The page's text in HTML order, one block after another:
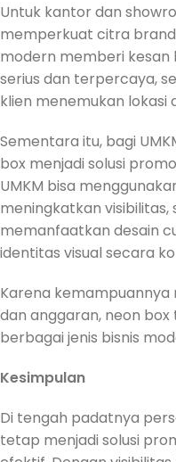
Untuk kantor dan
memperkuat citra
modern memberi kesan
serius dan terpercaya,
klien menemukan lokasi
Sementara itu, bagi
box menjadi solusi
UMKM bisa
meningkatkan
memanfaatkan desain
identitas visual secara
Karena kemampuannya
dan anggaran, neon
berbagai jenis bisnis
Kesimpulan
Di tengah padatnya
tetap menjadi solusi